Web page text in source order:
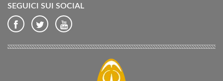
SEGUICI SUI SOCIAL